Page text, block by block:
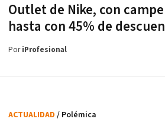
Outlet de Nike, con
hasta con 45% de
PoriProfesional
ACTUALIDAD / Polémica